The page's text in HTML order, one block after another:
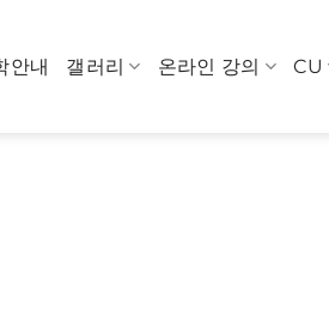
안내 갤러리 온라인 강의 CU